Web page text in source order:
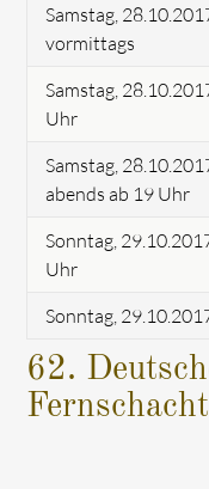
Samstag,
vormittags
Samstag,
Uhr
Samstag,
abends ab 19 Uhr
Sonntag,
Uhr
Sonntag,
62.